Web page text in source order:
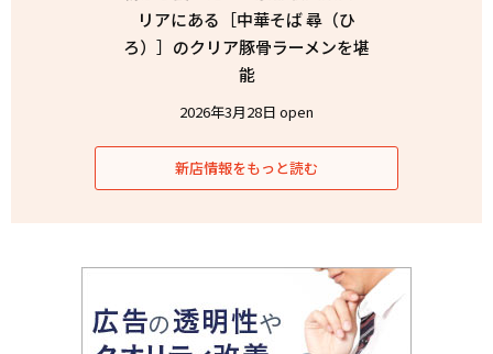
リアにある［中華そば 尋（ひ
ろ）］のクリア豚骨ラーメンを堪
能
2026年3月28日 open
新店情報をもっと読む